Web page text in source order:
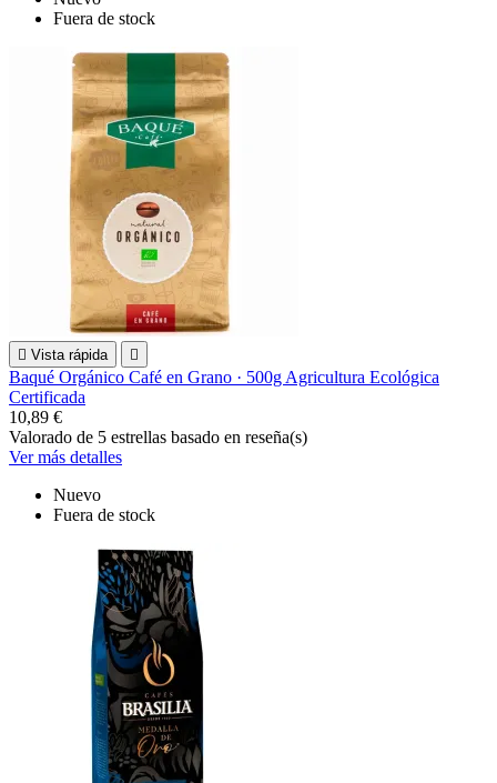
Fuera de stock
 Vista rápida 
Baqué Orgánico Café en Grano · 500g Agricultura Ecológica
Certificada
10,89 €
Valorado de 5 estrellas basado en reseña(s)
Ver más detalles
Nuevo
Fuera de stock